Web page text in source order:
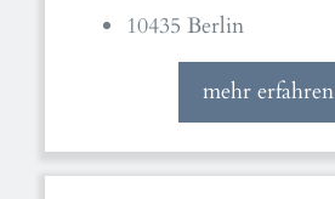
10435 Berlin
mehr erfahren